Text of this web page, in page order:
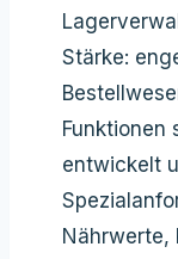
Stärke:
Funktionen
entwickelt
Nährwerte,